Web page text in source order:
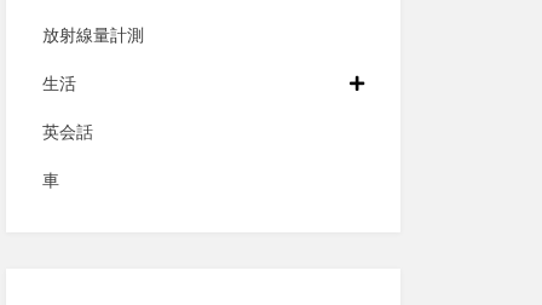
放射線量計測
生活
英会話
車